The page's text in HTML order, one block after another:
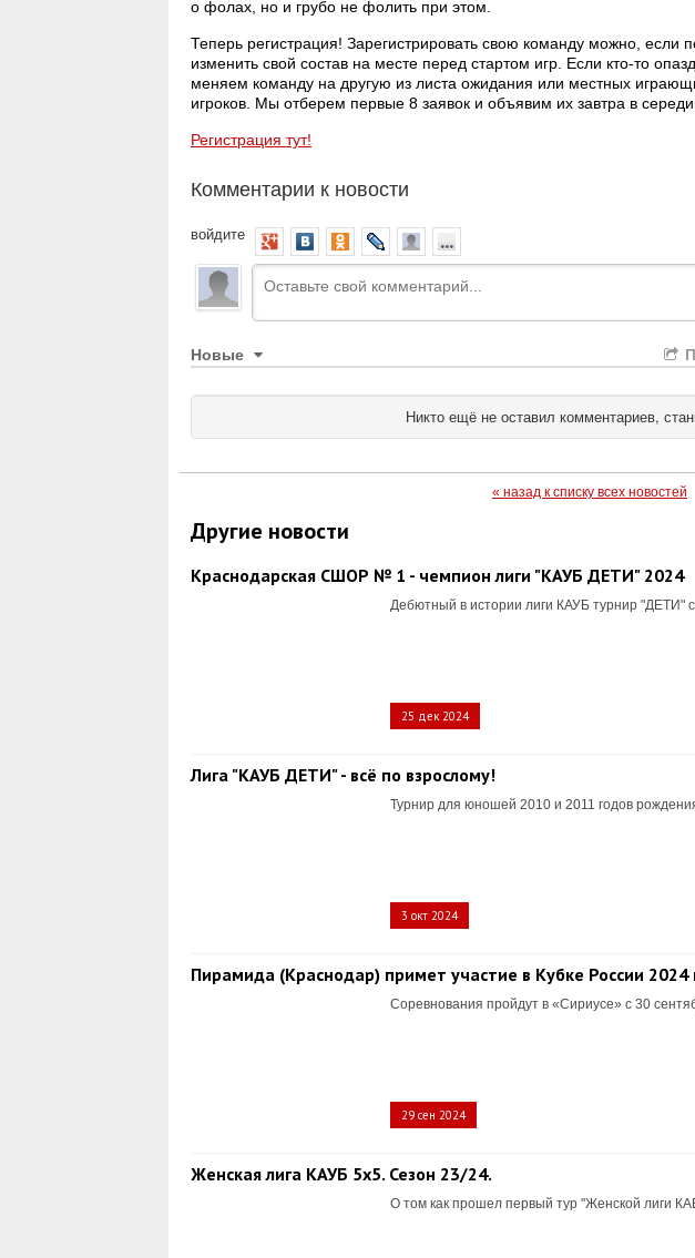
о фолах, но и грубо не фолить при этом.
Теперь регистрация! Зарегистрировать свою команду можно, если
изменить свой состав на месте перед стартом игр. Если кто-то
меняем команду на другую из листа ожидания или местных
игроков. Мы отберем первые 8 заявок и объявим их завтра в
Регистрация тут!
Комментарии к новости
войдите
Новые
Никто ещё не оставил комментариев,
« назад к списку всех новостей
Другие новости
Краснодарская СШОР № 1 - чемпион лиги "КАУБ ДЕТИ" 2024
Дебютный в истории лиги КАУБ турнир "ДЕТИ"
25 дек 2024
Лига "КАУБ ДЕТИ" - всё по взрослому!
Турнир для юношей 2010 и 2011 годов
3 окт 2024
Пирамида (Краснодар) примет участие в Кубке России 2024
Соревнования пройдут в «Сириусе» с 30
29 сен 2024
Женская лига КАУБ 5х5. Сезон 23/24.
О том как прошел первый тур "Женской лиги